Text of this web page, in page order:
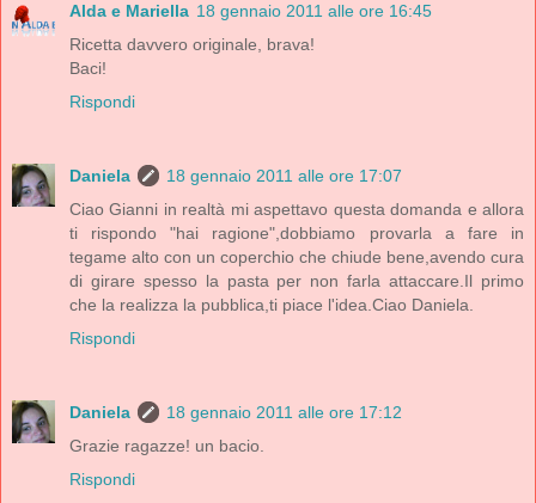
Alda e Mariella 18 gennaio 2011 alle ore 16:45
Ricetta davvero originale, brava!
Baci!
Rispondi
Daniela
18 gennaio 2011 alle ore 17:07
Ciao Gianni in realtà mi aspettavo questa domanda e allora
ti rispondo "hai ragione",dobbiamo provarla a fare in
tegame alto con un coperchio che chiude bene,avendo cura
di girare spesso la pasta per non farla attaccare.Il primo
che la realizza la pubblica,ti piace l'idea.Ciao Daniela.
Rispondi
Daniela
18 gennaio 2011 alle ore 17:12
Grazie ragazze! un bacio.
Rispondi